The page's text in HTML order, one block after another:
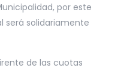
por este
será solidariamente
de las cuotas